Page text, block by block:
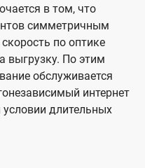
в том, что
симметричным
по оптике
выгрузку. По этим
обслуживается
интернет
длительных